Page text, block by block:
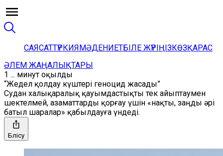
САЯСАТТҮРКИЯМӘДЕНИЕТБІЛЕ ЖҮРІҢІЗКӨЗҚАРАС
ӘЛЕМ ЖАҢАЛЫҚТАРЫ
1 ... минут оқылды
“Жедел қолдау күштері геноцид жасады”
Судан халықаралық қауымдастықты тек айыптаумен
шектелмей, азаматтарды қорғау үшін «нақты, заңды әрі
батыл шаралар» қабылдауға үндеді.
Бөлісу